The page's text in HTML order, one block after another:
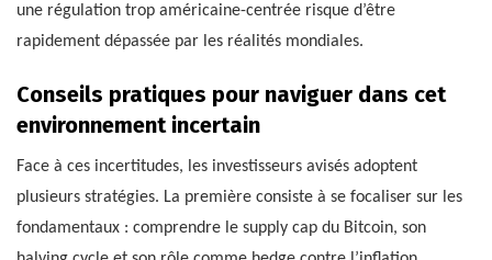
une régulation trop américaine-centrée risque d’être
rapidement dépassée par les réalités mondiales.
Conseils pratiques pour naviguer dans cet
environnement incertain
Face à ces incertitudes, les investisseurs avisés adoptent
plusieurs stratégies. La première consiste à se focaliser sur les
fondamentaux : comprendre le supply cap du Bitcoin, son